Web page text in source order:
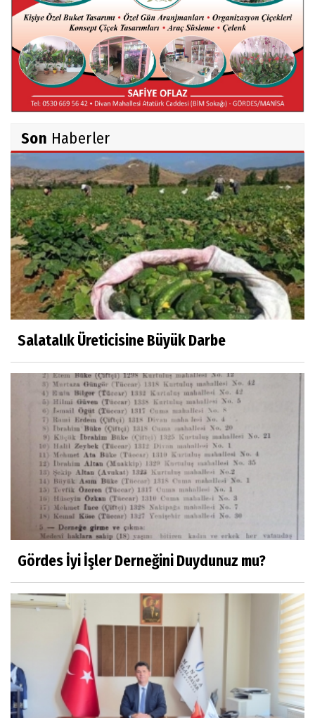
Röportaj Serisi-46: Konuk =Prof.Dr.Hakan
Atalay (Psikanaliz)
Hüseyin TUNÇAY
Gökçeada Gezimiz-IV
İsmail AYBEY
Belma Sebil'i Tanıyor Musunuz?
Prof.Dr.Ayşe İLKER
Adı Sanı Olmak
Eylül SEYHAN
Gezerken Zamanın Kollarındaki Ruhuma
Rastlamak
Yaşar ATLI
Kahramanlar
Prof.Dr.Süleyman Sami İLKER
Mühendislerin de Sanat Ruhu Olmalı
Dr.Fatih KESKİN
Millî Edebiyat, Millî Şuur, Millî Takım
Sıracettin ÇELİK
Çalıkuşu
Dr.Tuğçe Yıldırım
Aşı: Toplum Sağlığının Görünmez Kalkanı
Son Haberler
Salatalık Üreticisine Büyük Darbe
Gördes İyi İşler Derneğini Duydunuz mu?